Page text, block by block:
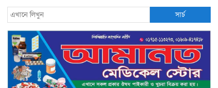
সার্চ